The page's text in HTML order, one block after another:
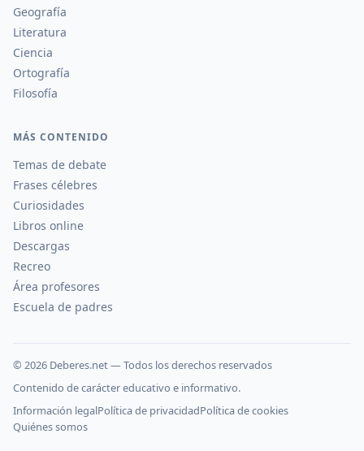
Geografía
Literatura
Ciencia
Ortografía
Filosofía
MÁS CONTENIDO
Temas de debate
Frases célebres
Curiosidades
Libros online
Descargas
Recreo
Área profesores
Escuela de padres
© 2026 Deberes.net — Todos los derechos reservados
Contenido de carácter educativo e informativo.
Información legalPolítica de privacidadPolítica de cookies
Quiénes somos